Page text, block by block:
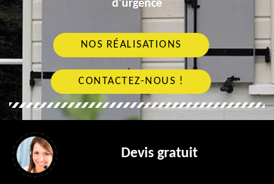
d'urgence
NOS RÉALISATIONS
CONTACTEZ-NOUS !
Devis gratuit